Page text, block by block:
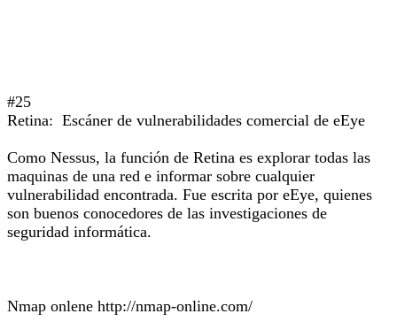
#25
Retina: Escáner de vulnerabilidades comercial de eEye
Como Nessus, la función de Retina es explorar todas las
maquinas de una red e informar sobre cualquier
vulnerabilidad encontrada. Fue escrita por eEye, quienes
son buenos conocedores de las investigaciones de
seguridad informática.
Nmap onlene http://nmap-online.com/